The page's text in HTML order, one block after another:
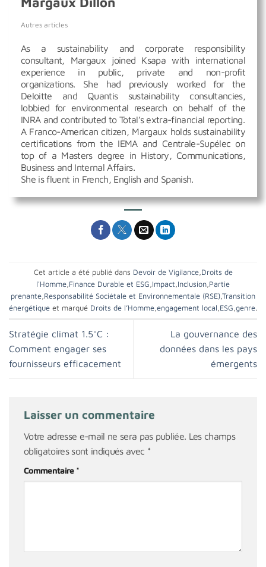
Autres articles
As a sustainability and corporate responsibility
consultant, Margaux joined Ksapa with international
experience in public, private and non-profit
organizations. She had previously worked for the
Deloitte and Quantis sustainability consultancies,
lobbied for environmental research on behalf of the
INRA and contributed to Total’s extra-financial reporting.
A Franco-American citizen, Margaux holds sustainability
certifications from the IEMA and Centrale-Supélec on
top of a Masters degree in History, Communications,
Business and Internal Affairs.
She is fluent in French, English and Spanish.
Cet article a été publié dans Devoir de Vigilance, Droits de
l'Homme Finance Durable et ESG Impact Inclusion Partie
prenante Responsabilité Sociétale et Environnementale (RSE) Transition
énergétique et marqué Droits de l’Homme engagement local ESG genre.
Stratégie climat 1.5°C :
Comment engager ses
fournisseurs efficacement
La gouvernance des
données dans les pays
émergents
Laisser un commentaire
Votre adresse e-mail ne sera pas publiée. Les champs
obligatoires sont indiqués avec *
Commentaire *